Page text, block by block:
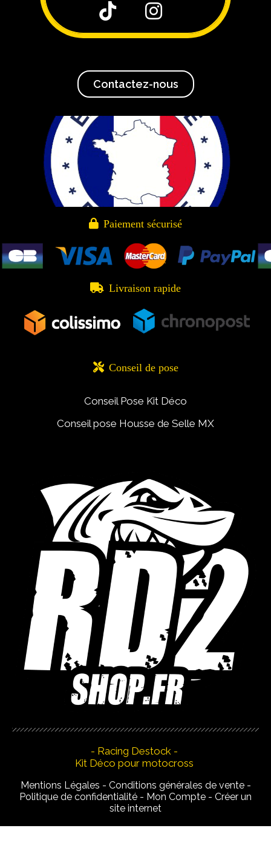
 
Contactez-nous
 Paiement sécurisé
 Livraison rapide
 Conseil de pose
Conseil Pose Kit Déco
Conseil pose Housse de Selle MX
- Racing Destock -
Kit Déco pour motocross
Mentions Légales
Conditions générales de vente
Politique de confidentialité
Mon Compte
Créer un
site internet